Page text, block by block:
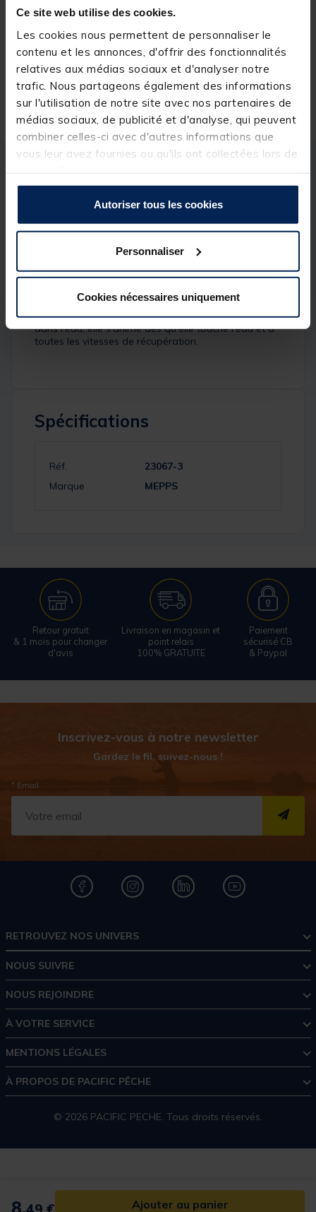
Ce site web utilise des cookies.
Les cookies nous permettent de personnaliser le
contenu et les annonces, d'offrir des fonctionnalités
relatives aux médias sociaux et d'analyser notre
trafic. Nous partageons également des informations
sur l'utilisation de notre site avec nos partenaires de
médias sociaux, de publicité et d'analyse, qui peuvent
combiner celles-ci avec d'autres informations que
vous leur avez fournies ou qu'ils ont collectées lors de
Autoriser tous les cookies
Personnaliser
Cookies nécessaires uniquement
8, Ajouter au panier
Réserver en ligne et payer en magasin
Livraison gratuite en point relais et magasin
Retour gratuit, 1 mois pour changer d’avis
Description & détails
Description
Lacuiller tournante Mepps Aglia TW argent
streamer vairon
est la référence des
métalliquesde sa catégorie. Grâce à son cône de
rotation évoluant en fonction des forces exercées
dans l'eau, elle s'anime dès qu'elle touche l'eau et à
toutes les vitesses de récupération.
Spécifications
Réf.
23067-3
Marque
MEPPS
Retour gratuit
& 1 mois pour changer
d'avis
Livraison en magasin et
point relais
100% GRATUITE
Paiement
sécurisé CB
& Paypal
Inscrivez-vous à notre newsletter
Gardez le fil, suivez-nous !
* Email
RETROUVEZ NOS UNIVERS
NOUS SUIVRE
NOUS REJOINDRE
À VOTRE SERVICE
MENTIONS LÉGALES
À PROPOS DE PACIFIC PÊCHE
© 2026 PACIFIC PECHE. Tous droits réservés.